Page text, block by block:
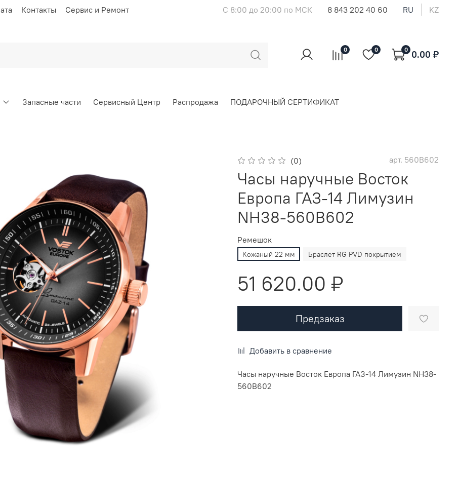
Контакты Сервис и Ремонт С 8:00 до 20:00 по МСК 8 843 202 40 60 RU KZ
0 0 0 0.00 ₽
Запасные части Сервисный Центр Распродажа ПОДАРОЧНЫЙ СЕРТИФИКАТ
(0) арт. 560B602
Часы наручные Восток
Европа ГАЗ-14 Лимузин
NH38-560B602
Ремешок
Кожаный 22 мм Браслет RG PVD покрытием
51 620.00 ₽
Предзаказ
Добавить в сравнение
Часы наручные Восток Европа ГАЗ-14 Лимузин NH38-
560B602